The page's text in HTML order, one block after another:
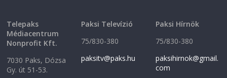
Telepaks
Médiacentrum
Nonprofit Kft.
7030 Paks, Dózsa
Gy. út 51-53.
Paksi Televízió
75/830-380
paksitv@paks.hu
Paksi Hírnök
75/830-380
paksihirnok@gmail.
com